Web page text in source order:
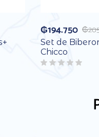
₲
₲194.750
Set de
Chicco